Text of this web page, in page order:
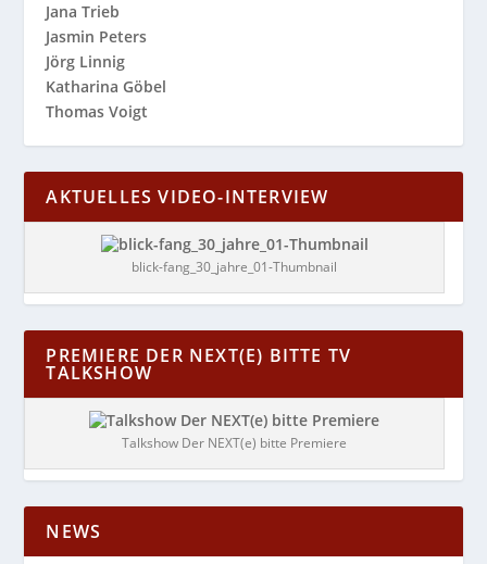
Jana Trieb
Jasmin Peters
Jörg Linnig
Katharina Göbel
Thomas Voigt
AKTUELLES VIDEO-INTERVIEW
blick-fang_30_jahre_01-Thumbnail
PREMIERE DER NEXT(E) BITTE TV
TALKSHOW
Talkshow Der NEXT(e) bitte Premiere
NEWS